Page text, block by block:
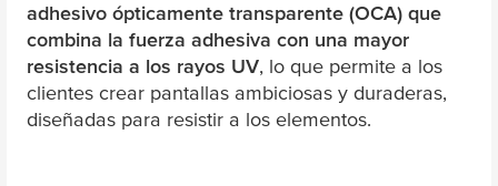
adhesivo ópticamente transparente (OCA) que
combina la fuerza adhesiva con una mayor
resistencia a los rayos UV, lo que permite a los
clientes crear pantallas ambiciosas y duraderas,
diseñadas para resistir a los elementos.